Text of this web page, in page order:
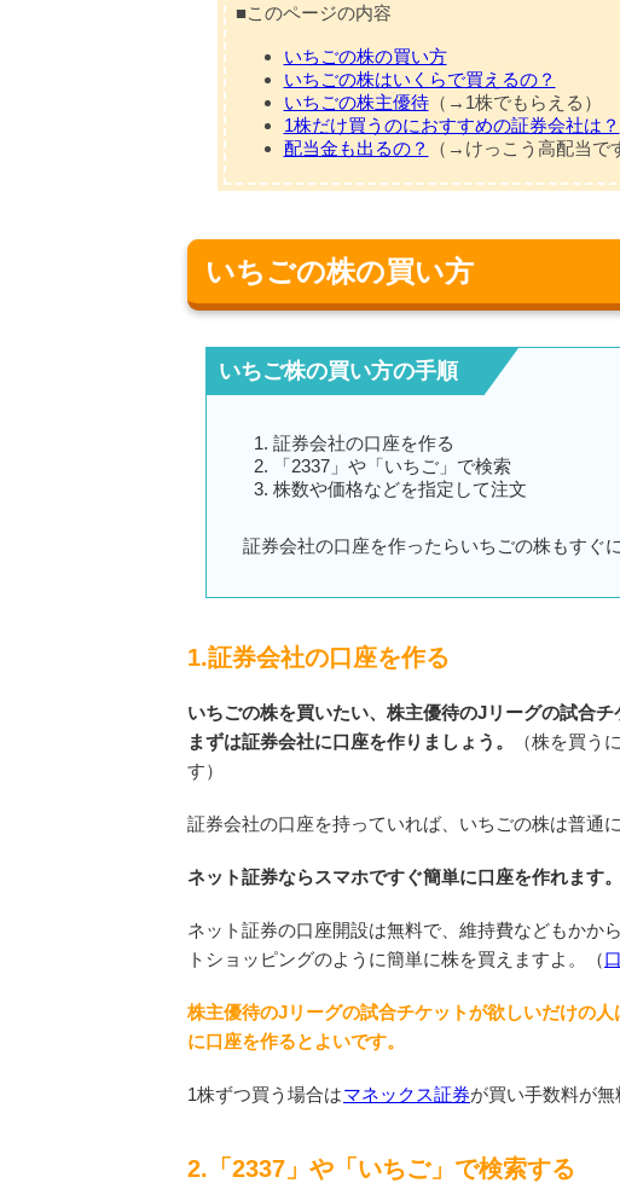
■このページの内容
いちごの株の買い方
いちごの株はいくらで買えるの？
いちごの株主優待（→1株でもらえる）
1株だけ買うのにおすすめの証券会社は？
配当金も出るの？
（→けっこう高配当で
いちごの株の買い方
いちご株の買い方の手順
証券会社の口座を作る
「2337」や「いちご」で検索
株数や価格などを指定して注文
証券会社の口座を作ったらいちごの株もすぐ
1.証券会社の口座を作る
いちごの株を買いたい、株主優待のJリーグの試合チ
まずは証券会社に口座を作りましょう。
（株を買う
す）
証券会社の口座を持っていれば、いちごの株は普通
ネット証券ならスマホですぐ簡単に口座を作れます。
ネット証券の口座開設は無料で、維持費などもかか
トショッピングのように簡単に株を買えますよ。（
株主優待のJリーグの試合チケットが欲しいだけの人
に口座を作るとよいです。
1株ずつ買う場合はマネックス証券が買い手数料が無
2.「2337」や「いちご」で検索する